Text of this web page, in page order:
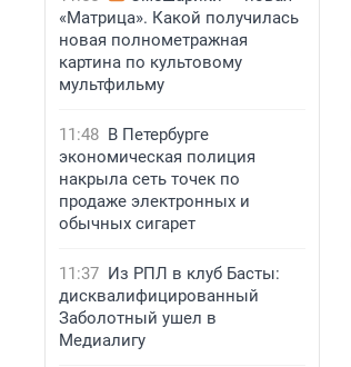
«Матрица». Какой получилась
новая полнометражная
картина по культовому
мультфильму
11:48 В Петербурге
экономическая полиция
накрыла сеть точек по
продаже электронных и
обычных сигарет
11:37 Из РПЛ в клуб Басты:
дисквалифицированный
Заболотный ушел в
Медиалигу